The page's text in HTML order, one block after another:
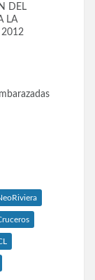
DEL
LA
2012